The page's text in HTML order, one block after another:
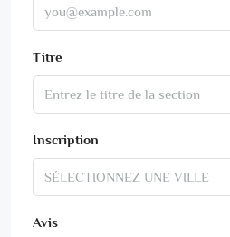
Titre
Inscription
SÉLECTIONNEZ UNE VILLE
Avis